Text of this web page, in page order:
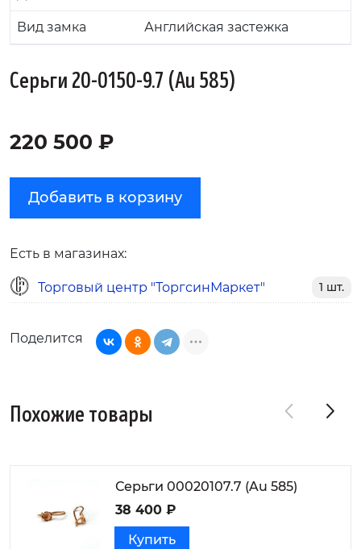
Вид замка Английская застежка
Серьги 20-0150-9.7 (Au 585)
220 500 ₽
Добавить в корзину
Есть в магазинах:
Торговый центр "ТоргсинМаркет" 1 шт.
Поделится
Похожие товары
Серьги 00020107.7 (Au 585)
38 400 ₽
Купить